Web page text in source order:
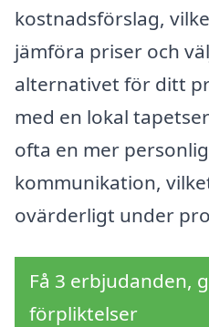
kostnadsförslag,
jämföra priser och
alternativet för ditt
med en lokal
ofta en mer
kommunikation,
ovärderligt under
Få 3 erbjudanden,
förpliktelser